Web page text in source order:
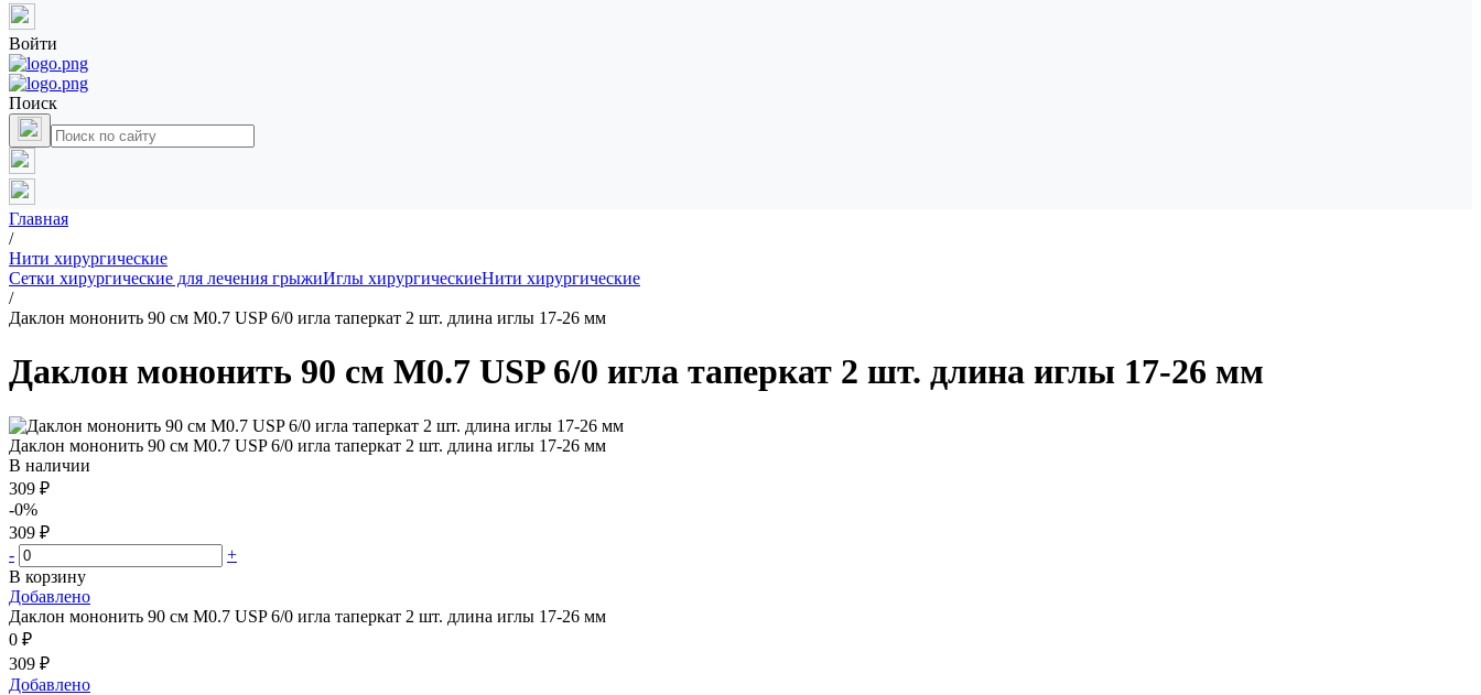
Войти
Поиск
Главная
/
Нити хирургические
Сетки хирургические для лечения грыжиИглы хирургическиеНити хирургические
/
Даклон мононить 90 см М0.7 USP 6/0 игла таперкат 2 шт. длина иглы 17-26 мм
Даклон мононить 90 см М0.7 USP 6/0 игла таперкат 2 шт. длина иглы 17-26 мм
Даклон мононить 90 см М0.7 USP 6/0 игла таперкат 2 шт. длина иглы 17-26 мм
В наличии
309 ₽
-0%
309 ₽
-
+
В корзину
Добавлено
Даклон мононить 90 см М0.7 USP 6/0 игла таперкат 2 шт. длина иглы 17-26 мм
0 ₽
309 ₽
Добавлено